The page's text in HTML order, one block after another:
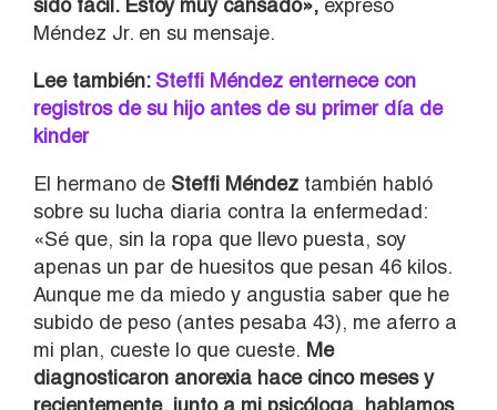
sido fácil. Estoy muy cansado», expresó
Méndez Jr. en su mensaje.
Lee también:Steffi Méndez enternece con
registros de su hijo antes de su primer día de
kinder
El hermano de Steffi Méndez también habló
sobre su lucha diaria contra la enfermedad:
«Sé que, sin la ropa que llevo puesta, soy
apenas un par de huesitos que pesan 46 kilos.
Aunque me da miedo y angustia saber que he
subido de peso (antes pesaba 43), me aferro a
mi plan, cueste lo que cueste. Me
diagnosticaron anorexia hace cinco meses y
recientemente, junto a mi psicóloga, hablamos